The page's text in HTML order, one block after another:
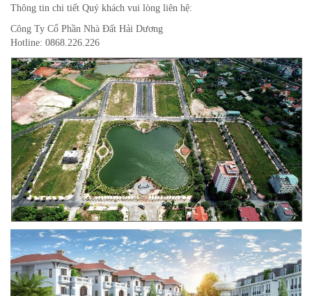
Thông tin chi tiết Quý khách vui lòng liên hệ:
Công Ty Cổ Phần Nhà Đất Hải Dương
Hotline: 0868.226.226